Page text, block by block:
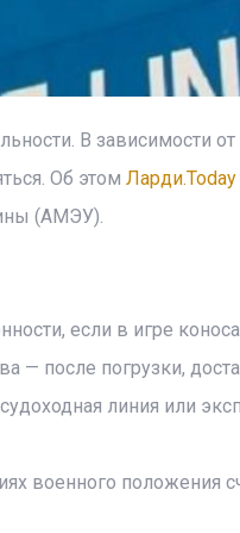
В зависимости
Об этом Ларди.Today
(АМЭУ).
если в игре
— после погрузки,
линия или
военного положения